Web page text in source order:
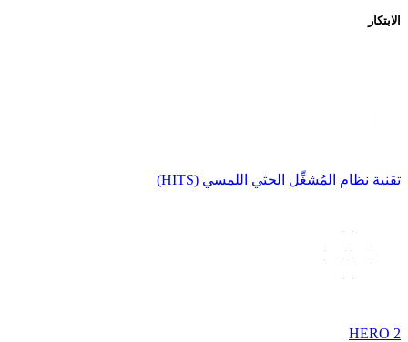
الابتكار
تقنية نظام المُشغِّل الحثي اللمسي (HITS)
HERO 2